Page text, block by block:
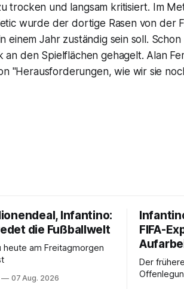
trocken und langsam kritisiert. Im
wurde der dortige Rasen von der
einem Jahr zuständig sein soll.
den Spielflächen gehagelt. Alan
"Herausforderungen, wie wir sie
Infantino:
die Fußballwelt
heute am Freitagmorgen
07 Aug. 2026
FIFA-
Der